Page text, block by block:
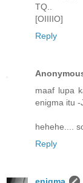
TQ..
[OIIIIO]
Reply
maaf lupa
enigma itu -
hehehe....
Reply
enigma